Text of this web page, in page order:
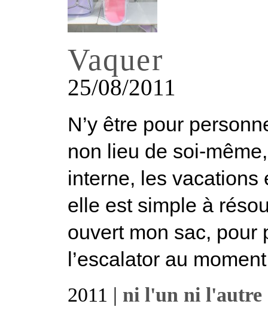
Vaquer
25/08/2011
N’y être pour
non lieu de soi-
interne, les vacations
elle est simple à
ouvert mon sac, pour
l’escalator au
2011 | ni l'un ni l'autre